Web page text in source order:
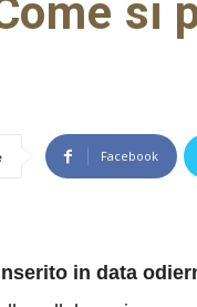
si
Facebook
in data